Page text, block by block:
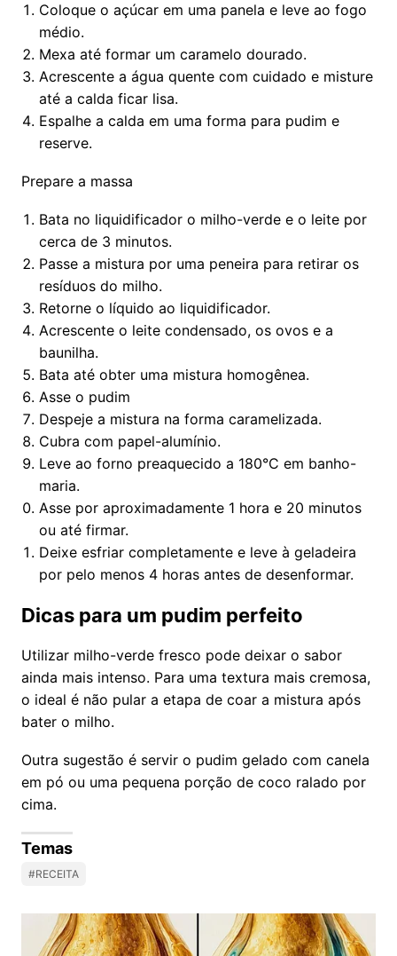
Coloque o açúcar em uma panela e leve ao fogo
médio.
Mexa até formar um caramelo dourado.
Acrescente a água quente com cuidado e misture
até a calda ficar lisa.
Espalhe a calda em uma forma para pudim e
reserve.
Prepare a massa
Bata no liquidificador o milho-verde e o leite por
cerca de 3 minutos.
Passe a mistura por uma peneira para retirar os
resíduos do milho.
Retorne o líquido ao liquidificador.
Acrescente o leite condensado, os ovos e a
baunilha.
Bata até obter uma mistura homogênea.
Asse o pudim
Despeje a mistura na forma caramelizada.
Cubra com papel-alumínio.
Leve ao forno preaquecido a 180°C em banho-
maria.
Asse por aproximadamente 1 hora e 20 minutos
ou até firmar.
Deixe esfriar completamente e leve à geladeira
por pelo menos 4 horas antes de desenformar.
Dicas para um pudim perfeito
Utilizar milho-verde fresco pode deixar o sabor
ainda mais intenso. Para uma textura mais cremosa,
o ideal é não pular a etapa de coar a mistura após
bater o milho.
Outra sugestão é servir o pudim gelado com canela
em pó ou uma pequena porção de coco ralado por
cima.
Temas
#RECEITA